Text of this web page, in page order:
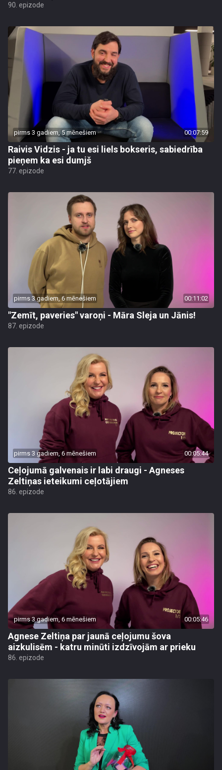
90. epizode
pirms 3 gadiem, 5 mēnešiem 00:07:59
Raivis Vidzis - ja tu esi liels bokseris, sabiedrība
pieņem ka esi dumjš
77. epizode
pirms 3 gadiem, 6 mēnešiem 00:11:02
"Zemīt, paveries" varoņi - Māra Sleja un Jānis!
87. epizode
pirms 3 gadiem, 6 mēnešiem 00:05:44
Ceļojumā galvenais ir labi draugi - Agneses
Zeltiņas ieteikumi ceļotājiem
86. epizode
pirms 3 gadiem, 6 mēnešiem 00:05:46
Agnese Zeltiņa par jaunā ceļojumu šova
aizkulisēm - katru minūti izdzīvojām ar prieku
86. epizode